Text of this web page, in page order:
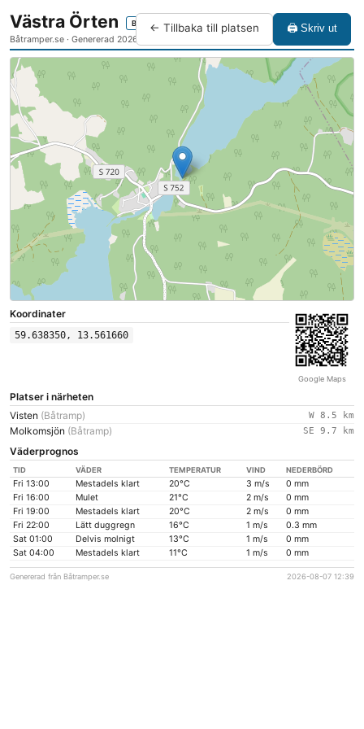
← Tillbaka till platsen 🖨 Skriv ut
Västra Örten Båtramp
Båtramper.se · Genererad 2026-08-07 12:39
Koordinater
59.638350, 13.561660
Google Maps
Platser i närheten
Visten (Båtramp) W 8.5 km
Molkomsjön (Båtramp) SE 9.7 km
Väderprognos
TID VÄDER TEMPERATUR VIND NEDERBÖRD
Fri 13:00 Mestadels klart 20°C 3 m/s
0 mm
Fri 16:00
Mulet 21°C 2 m/s
0 mm
Fri 19:00
Mestadels klart 20°C 2 m/s
0 mm
Fri 22:00
Lätt duggregn 16°C 1 m/s
0.3 mm
Sat 01:00
Delvis molnigt 13°C 1 m/s
0 mm
Sat 04:00
Mestadels klart 11°C 1 m/s 0 mm
Genererad från Båtramper.se 2026-08-07 12:39